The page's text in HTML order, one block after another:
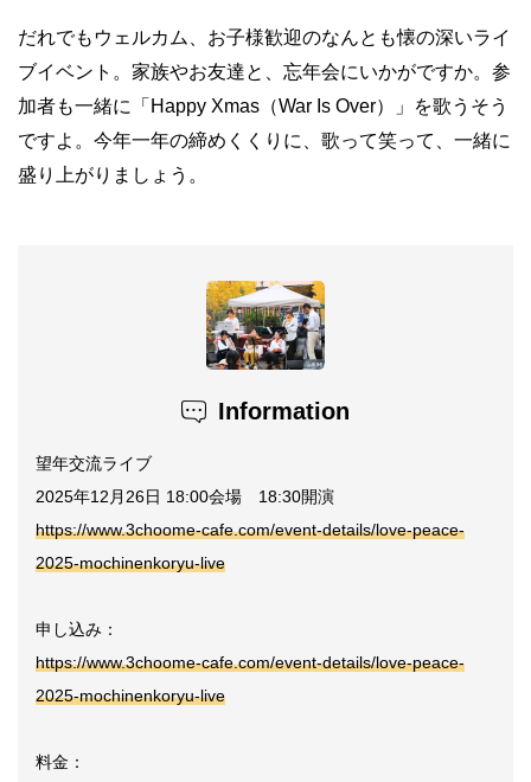
だれでもウェルカム、お子様歓迎のなんとも懐の深いライ
ブイベント。家族やお友達と、忘年会にいかがですか。参
加者も一緒に「Happy Xmas（War Is Over）」を歌うそう
ですよ。今年一年の締めくくりに、歌って笑って、一緒に
盛り上がりましょう。
Information
望年交流ライブ
2025年12月26日 18:00会場 18:30開演
https://www.3choome-cafe.com/event-details/love-peace-
2025-mochinenkoryu-live
申し込み：
https://www.3choome-cafe.com/event-details/love-peace-
2025-mochinenkoryu-live
料金：